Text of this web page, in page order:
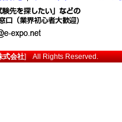
式会社] All Rights Reserved.